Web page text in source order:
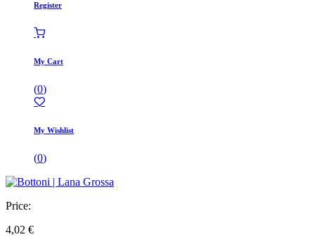
Register
My Cart
(0)
My Wishlist
(0)
Price:
4,02 €